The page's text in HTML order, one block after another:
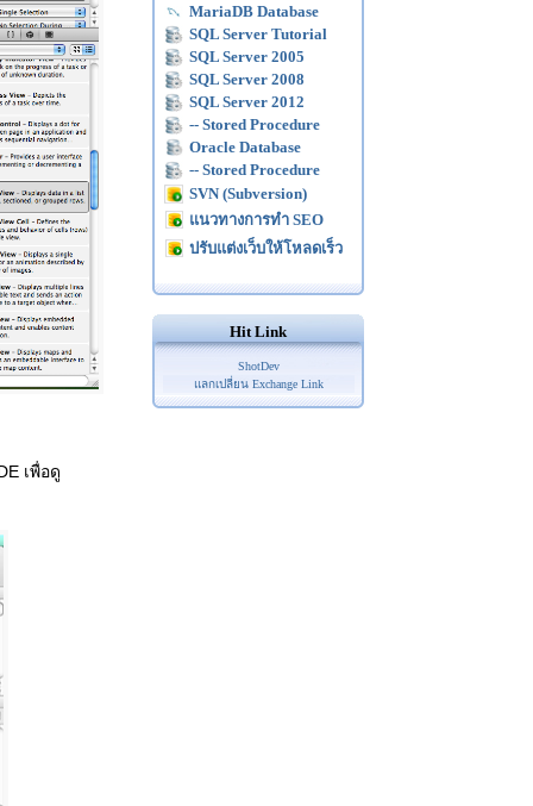
เพื่อดู
MariaDB Database
SQL Server Tutorial
SQL Server 2005
SQL Server 2008
SQL Server 2012
-- Stored Procedure
Oracle Database
-- Stored Procedure
SVN (Subversion)
แนวทางการทำ SEO
ปรับแต่งเว็บให้โหลดเร็ว
Hit Link
ShotDev
แลกเปลี่ยน Exchange Link